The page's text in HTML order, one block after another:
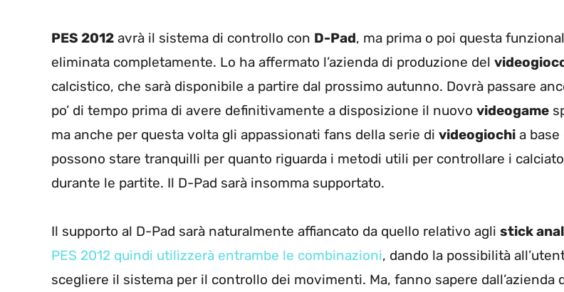
PES 2012 avrà il sistema di controllo con D-Pad, ma prima o poi questa
eliminata completamente. Lo ha affermato l’azienda di produzione del
calcistico, che sarà disponibile a partire dal prossimo autunno. Dovrà passare
po’ di tempo prima di avere definitivamente a disposizione il nuovo videogame
ma anche per questa volta gli appassionati fans della serie di videogiochi a base
possono stare tranquilli per quanto riguarda i metodi utili per controllare i
durante le partite. Il D-Pad sarà insomma supportato.
Il supporto al D-Pad sarà naturalmente affiancato da quello relativo agli stick
PES 2012 quindi utilizzerà entrambe le combinazioni, dando la possibilità
scegliere il sistema per il controllo dei movimenti. Ma, fanno sapere dall’azienda